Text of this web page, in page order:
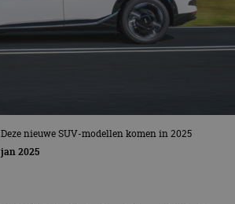
Deze nieuwe SUV-modellen komen in 2025
jan 2025